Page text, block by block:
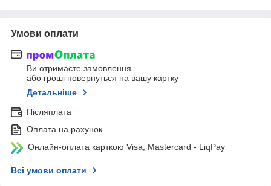
Умови оплати
Ви отримаєте замовлення
або гроші повернуться на вашу картку
Детальніше
Післяплата
Оплата на рахунок
Онлайн-оплата карткою Visa, Mastercard - LiqPay
Всі умови оплати